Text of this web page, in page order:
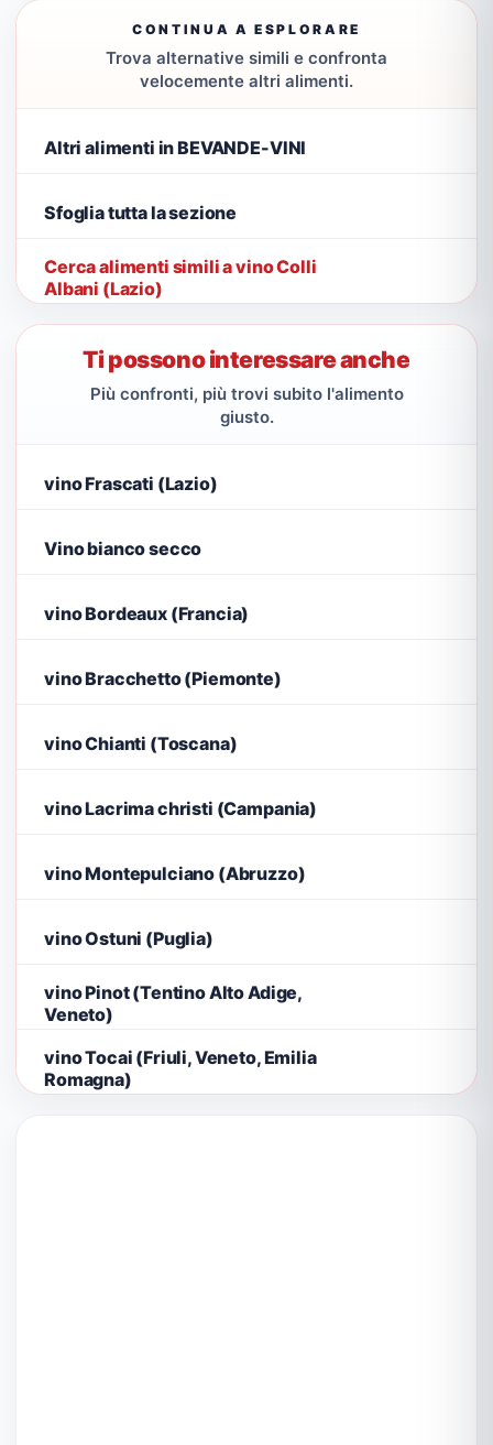
CONTINUA A ESPLORARE
Trova alternative simili e confronta
velocemente altri alimenti.
Altri alimenti in BEVANDE-VINI
Sfoglia tutta la sezione
Cerca alimenti simili a vino Colli
Albani (Lazio)
Ti possono interessare anche
Più confronti, più trovi subito l'alimento
giusto.
vino Frascati (Lazio)
Vino bianco secco
vino Bordeaux (Francia)
vino Bracchetto (Piemonte)
vino Chianti (Toscana)
vino Lacrima christi (Campania)
vino Montepulciano (Abruzzo)
vino Ostuni (Puglia)
vino Pinot (Tentino Alto Adige,
Veneto)
vino Tocai (Friuli, Veneto, Emilia
Romagna)